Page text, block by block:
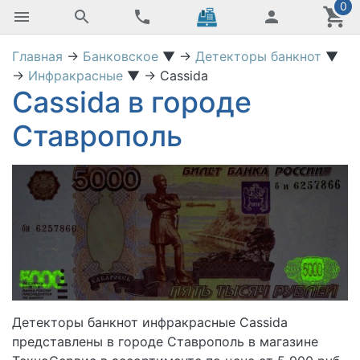
0
Главная → Банковское ▼ → Детекторы банкнот ▼
→ Инфракрасные ▼ → Cassida
Cassida в городе
Ставрополь
Детекторы банкнот инфракрасные Cassida
представлены в городе Ставрополь в магазине